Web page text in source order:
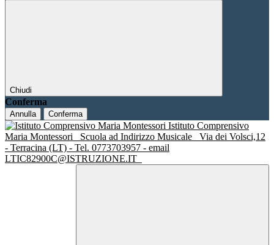
Chiudi
Conferma
Annulla Conferma
Istituto Comprensivo
Maria Montessori
Scuola ad Indirizzo Musicale
Via dei Volsci,12
- Terracina (LT) - Tel. 0773703957 - email
LTIC82900C@ISTRUZIONE.IT